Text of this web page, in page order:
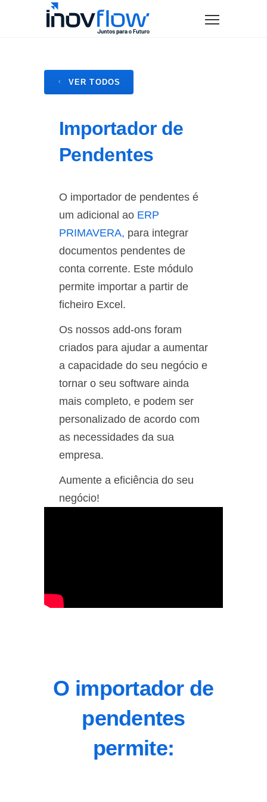
VER TODOS
Importador de
Pendentes
O importador de pendentes é
um adicional ao ERP
PRIMAVERA, para integrar
documentos pendentes de
conta corrente. Este módulo
permite importar a partir de
ficheiro Excel.
Os nossos add-ons foram
criados para ajudar a aumentar
a capacidade do seu negócio e
tornar o seu software ainda
mais completo, e podem ser
personalizado de acordo com
as necessidades da sua
empresa.
Aumente a eficiência do seu
negócio!
O importador de
pendentes
permite: